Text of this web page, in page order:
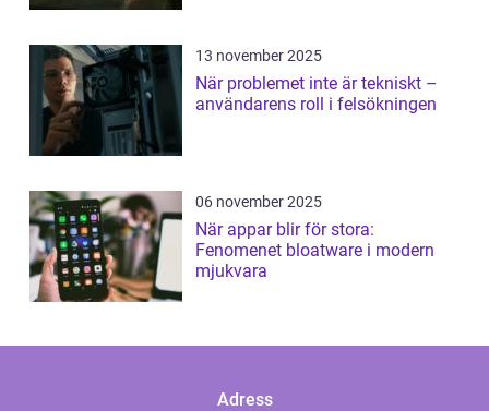
13 november 2025
När problemet inte är tekniskt –
användarens roll i felsökningen
06 november 2025
När appar blir för stora:
Fenomenet bloatware i modern
mjukvara
Adress